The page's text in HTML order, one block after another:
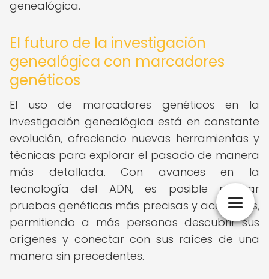
genealógica.
El futuro de la investigación
genealógica con marcadores
genéticos
El uso de marcadores genéticos en la
investigación genealógica está en constante
evolución, ofreciendo nuevas herramientas y
técnicas para explorar el pasado de manera
más detallada. Con avances en la
tecnología del ADN, es posible realizar
pruebas genéticas más precisas y accesibles,
permitiendo a más personas descubrir sus
orígenes y conectar con sus raíces de una
manera sin precedentes.